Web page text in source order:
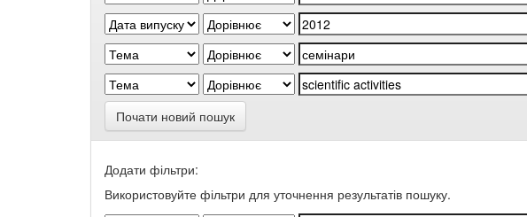
Почати новий пошук
Додати фільтри:
Використовуйте фільтри для уточнення результатів пошуку.